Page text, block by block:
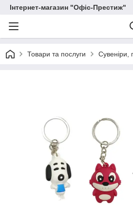
Інтернет-магазин "Офіс-Престиж"
Товари та послуги Сувеніри,